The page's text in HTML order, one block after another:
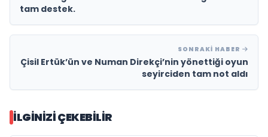
tam destek.
SONRAKI HABER
Çisil Ertük’ün ve Numan Direkçi’nin yönettiği oyun
seyirciden tam not aldı
İLGINIZI ÇEKEBILIR